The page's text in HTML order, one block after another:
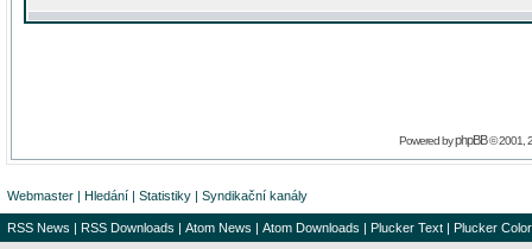
Powered byphpBB© 2001,
Webmaster | Hledání | Statistiky | Syndikační kanály
RSS News | RSS Downloads | Atom News | Atom Downloads | Plucker Text | Plucker Color